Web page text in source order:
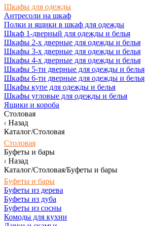
Шкафы для одежды
Антресоли на шкаф
Полки и ящики в шкаф для одежды
Шкаф 1-дверный для одежды и белья
Шкафы 2-х дверные для одежды и белья
Шкафы 3-х дверные для одежды и белья
Шкафы 4-х дверные для одежды и белья
Шкафы 5-ти дверные для одежды и белья
Шкафы 6-ти дверные для одежды и белья
Шкафы купе для одежды и белья
Шкафы угловые для одежды и белья
Ящики и короба
Столовая
Назад
Каталог/Столовая
Столовая
Буфеты и бары
Назад
Каталог/Столовая/Буфеты и бары
Буфеты и бары
Буфеты из дерева
Буфеты из дуба
Буфеты из сосны
Комоды для кухни